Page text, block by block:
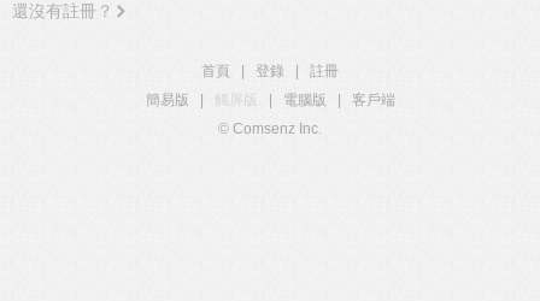
還沒有註冊？
首頁 登錄
註冊
簡易版
觸屏版 電腦版
客戶端
© Comsenz Inc.